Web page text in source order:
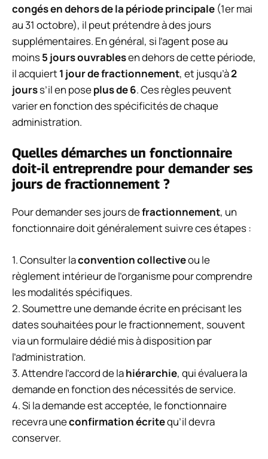
congés en dehors de la période principale (1er mai
au 31 octobre), il peut prétendre à des jours
supplémentaires. En général, si l’agent pose au
moins5 jours ouvrablesen dehors de cette période,
il acquiert1 jour de fractionnement, et jusqu’à2
jourss’il en poseplus de 6. Ces règles peuvent
varier en fonction des spécificités de chaque
administration.
Quelles démarches un fonctionnaire
doit-il entreprendre pour demander ses
jours de fractionnement ?
Pour demander ses jours defractionnement, un
fonctionnaire doit généralement suivre ces étapes :
1. Consulter laconvention collectiveou le
règlement intérieur de l’organisme pour comprendre
les modalités spécifiques.
2. Soumettre une demande écrite en précisant les
dates souhaitées pour le fractionnement, souvent
via un formulaire dédié mis à disposition par
l’administration.
3. Attendre l’accord de lahiérarchie, qui évaluera la
demande en fonction des nécessités de service.
4. Si la demande est acceptée, le fonctionnaire
recevra uneconfirmation écritequ’il devra
conserver.